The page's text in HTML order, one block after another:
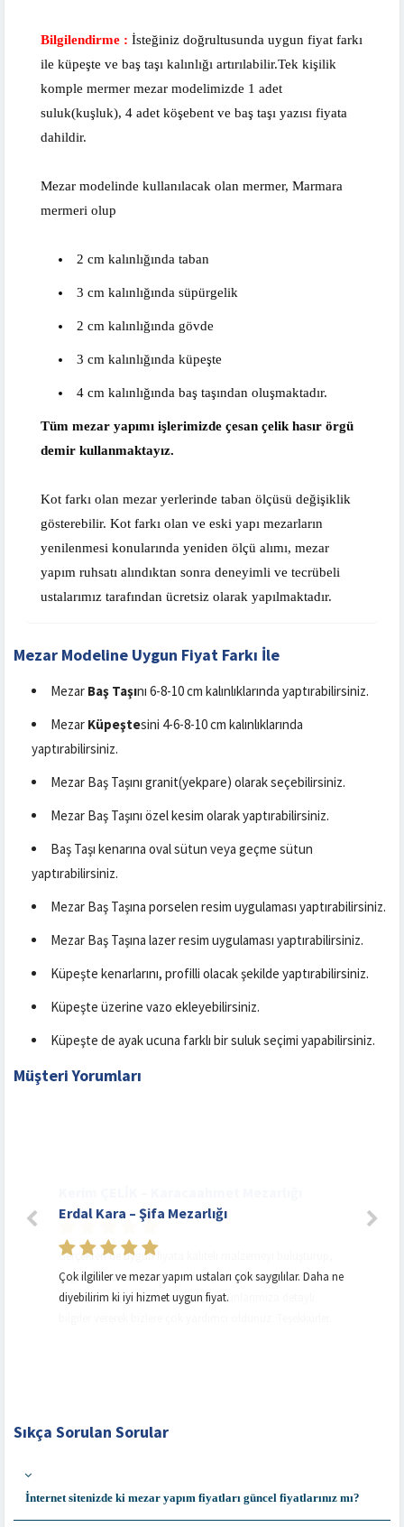
Bilgilendirme : İsteğiniz doğrultusunda uygun fiyat farkı
ile küpeşte ve baş taşı kalınlığı artırılabilir.Tek kişilik
komple mermer mezar modelimizde 1 adet
suluk(kuşluk), 4 adet köşebent ve baş taşı yazısı fiyata
dahildir.
Mezar modelinde kullanılacak olan mermer, Marmara
mermeri olup
2 cm kalınlığında taban
3 cm kalınlığında süpürgelik
2 cm kalınlığında gövde
3 cm kalınlığında küpeşte
4 cm kalınlığında baş taşından oluşmaktadır.
Tüm mezar yapımı işlerimizde çesan çelik hasır örgü
demir kullanmaktayız.
Kot farkı olan mezar yerlerinde taban ölçüsü değişiklik
gösterebilir. Kot farkı olan ve eski yapı mezarların
yenilenmesi konularında yeniden ölçü alımı, mezar
yapım ruhsatı alındıktan sonra deneyimli ve tecrübeli
ustalarımız tarafından ücretsiz olarak yapılmaktadır.
Mezar Modeline Uygun Fiyat Farkı İle
Mezar Baş Taşını 6-8-10 cm kalınlıklarında yaptırabilirsiniz.
Mezar Küpeştesini 4-6-8-10 cm kalınlıklarında
yaptırabilirsiniz.
Mezar Baş Taşını granit(yekpare) olarak seçebilirsiniz.
Mezar Baş Taşını özel kesim olarak yaptırabilirsiniz.
Baş Taşı kenarına oval sütun veya geçme sütun
yaptırabilirsiniz.
Mezar Baş Taşına porselen resim uygulaması yaptırabilirsiniz.
Mezar Baş Taşına lazer resim uygulaması yaptırabilirsiniz.
Küpeşte kenarlarını, profilli olacak şekilde yaptırabilirsiniz.
Küpeşte üzerine vazo ekleyebilirsiniz.
Küpeşte de ayak ucuna farklı bir suluk seçimi yapabilirsiniz.
Müşteri Yorumları
Erdal Kara – Şifa Mezarlığı
Çok ilgililer ve mezar yapım ustaları çok saygılılar. Daha ne
diyebilirim ki iyi hizmet uygun fiyat.
Sıkça Sorulan Sorular
İnternet sitenizde ki mezar yapım fiyatları güncel fiyatlarınız mı?